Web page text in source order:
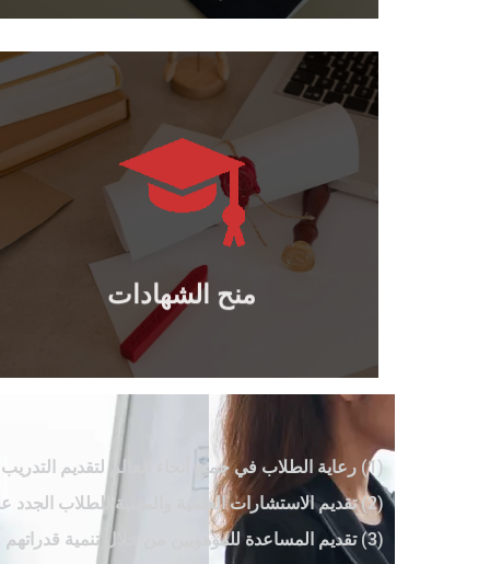
منح الشهادات
منح الشهادات
منح الدكتوراه والماجستير والبكالوريوس
والدبلومات المهنية الدولية..
يتعلم أكثر
(1) رعاية الطلاب في جميع أنحاء العالم لتقديم التدريب بعد التخرج
(2) تقديم الاستشارات العلمية والمهنية للطلاب الجدد على سوق العمل
(3) تقديم المساعدة للموهوبين من خلال تنمية قدراتهم وتنمية مهاراتهم